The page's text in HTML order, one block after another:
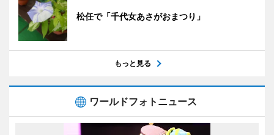
松任で「千代女あさがおまつり」
もっと見る
ワールドフォトニュース